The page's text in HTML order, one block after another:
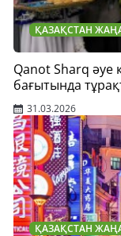
ҚАЗАҚСТАН
Qanot Sharq
бағытында
31.03.2026
ҚАЗАҚСТАН